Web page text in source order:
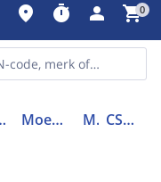
place timer person shopping_cart0
Moeren en ringen Moer CSU08890000